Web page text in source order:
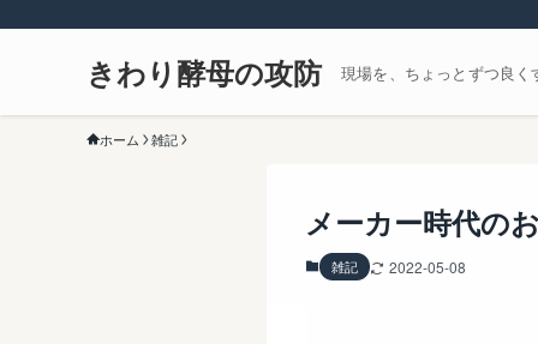
きわり酵母の攻防 現場を、ちょっとずつ良く
ホーム 雑記
メーカー時代の
雑記 2022-05-08